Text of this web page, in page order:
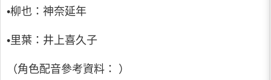
•柳也：神奈延年
•里葉：井上喜久子
（角色配音參考資料： ）